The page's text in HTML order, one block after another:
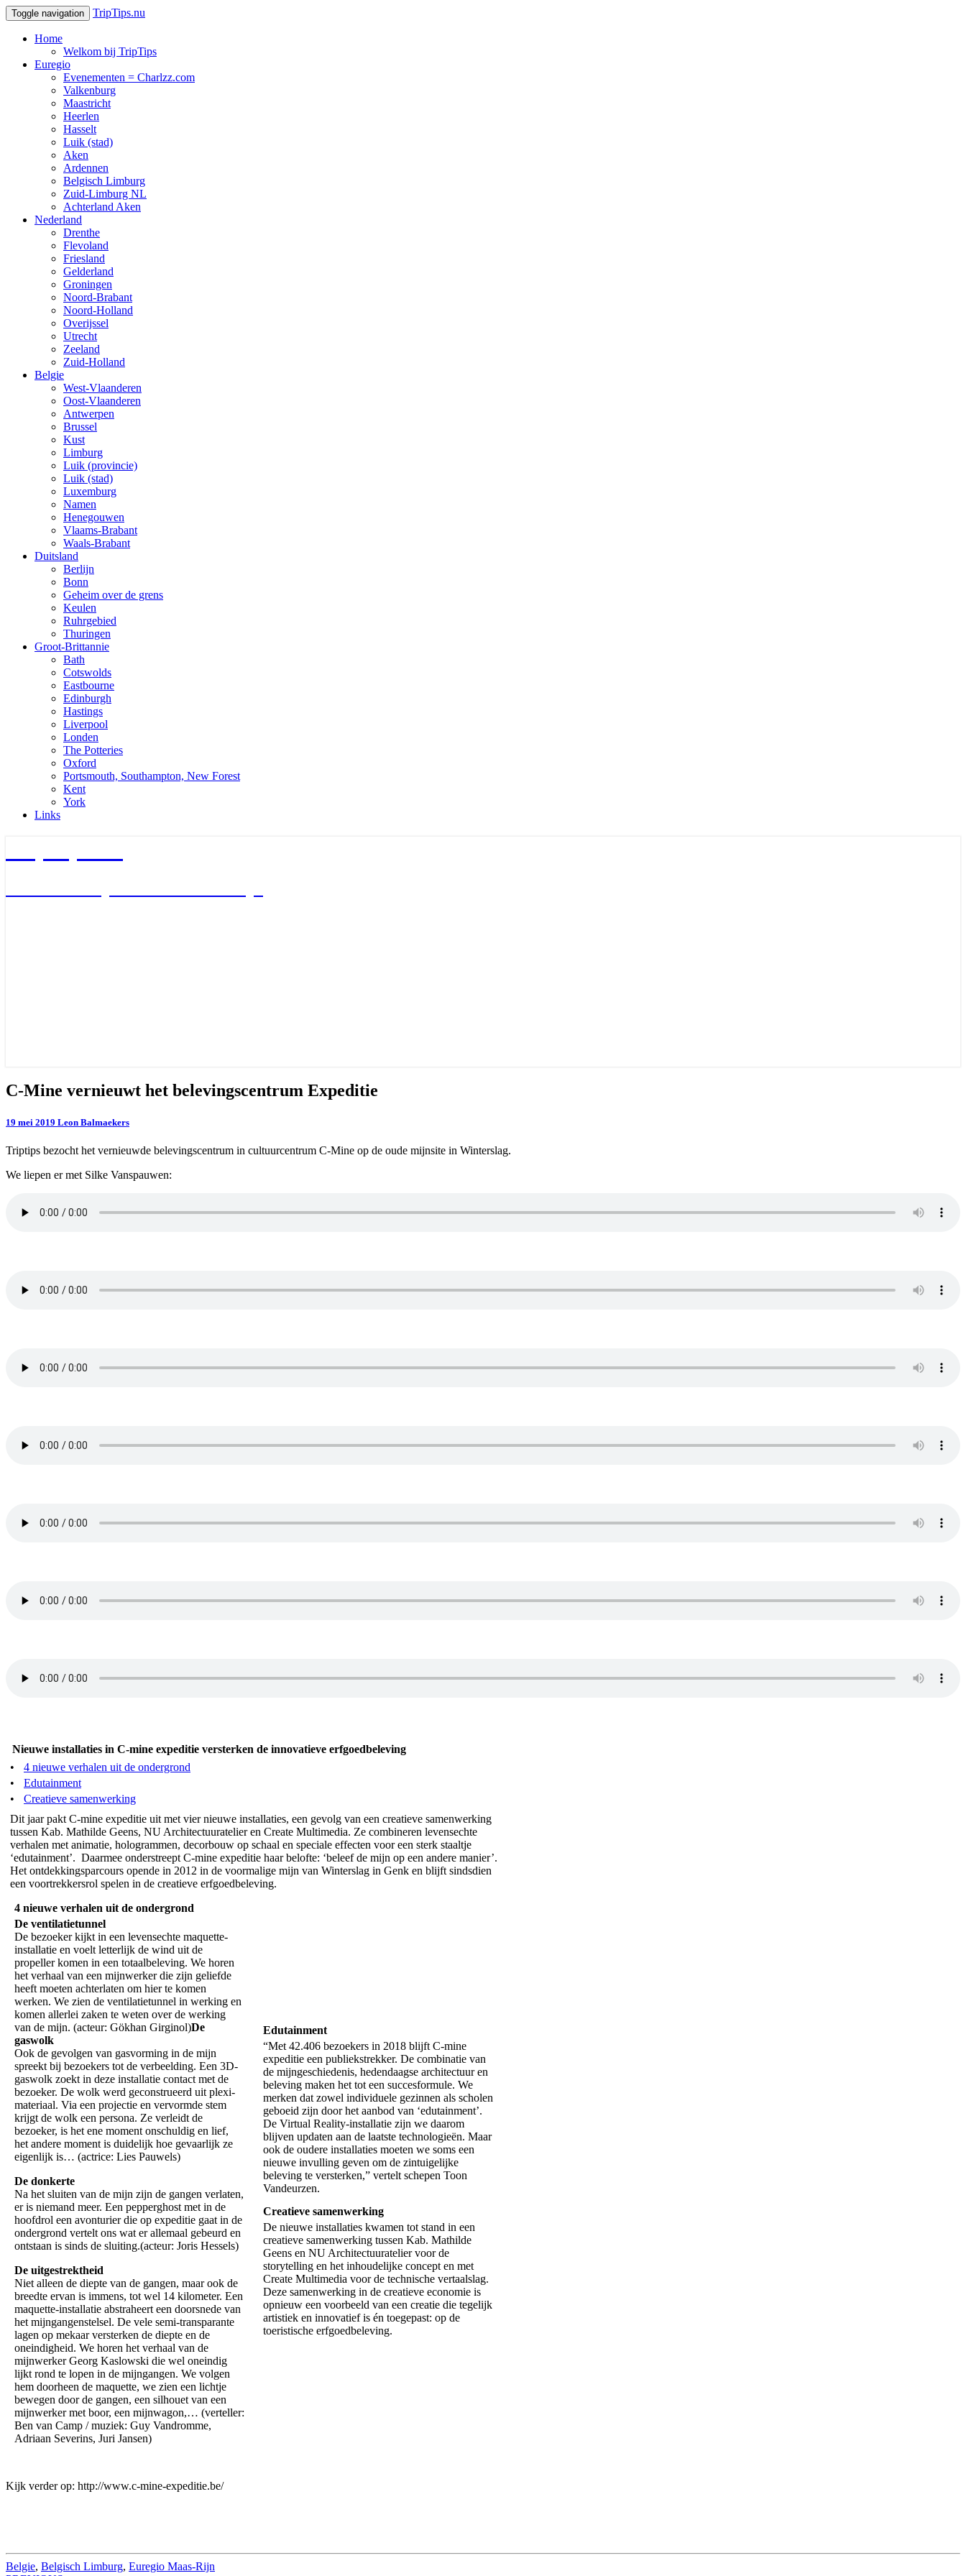
Toggle navigation TripTips.nu
Home
Welkom bij TripTips
Euregio
Evenementen = Charlzz.com
Valkenburg
Maastricht
Heerlen
Hasselt
Luik (stad)
Aken
Ardennen
Belgisch Limburg
Zuid-Limburg NL
Achterland Aken
Nederland
Drenthe
Flevoland
Friesland
Gelderland
Groningen
Noord-Brabant
Noord-Holland
Overijssel
Utrecht
Zeeland
Zuid-Holland
Belgie
West-Vlaanderen
Oost-Vlaanderen
Antwerpen
Brussel
Kust
Limburg
Luik (provincie)
Luik (stad)
Luxemburg
Namen
Henegouwen
Vlaams-Brabant
Waals-Brabant
Duitsland
Berlijn
Bonn
Geheim over de grens
Keulen
Ruhrgebied
Thuringen
Groot-Brittannie
Bath
Cotswolds
Eastbourne
Edinburgh
Hastings
Liverpool
Londen
The Potteries
Oxford
Portsmouth, Southampton, New Forest
Kent
York
Links
C-
Mine
het
Expeditie
C-Mine vernieuwt het belevingscentrum Expeditie
19 mei 2019 Leon Balmaekers
Triptips bezocht het vernieuwde belevingscentrum in cultuurcentrum C-Mine op de oude mijnsite in Winterslag.
We liepen er met Silke Vanspauwen:
Nieuwe installaties in C-mine expeditie versterken de innovatieve erfgoedbeleving
•
4 nieuwe verhalen uit de ondergrond
•
Edutainment
•
Creatieve samenwerking
Dit jaar pakt C-mine expeditie uit met vier nieuwe installaties, een gevolg van een creatieve samenwerking
tussen Kab. Mathilde Geens, NU Architectuuratelier en Create Multimedia. Ze combineren levensechte
verhalen met animatie, hologrammen, decorbouw op schaal en speciale effecten voor een sterk staaltje
‘edutainment’. Daarmee onderstreept C-mine expeditie haar belofte: ‘beleef de mijn op een andere manier’.
Het ontdekkingsparcours opende in 2012 in de voormalige mijn van Winterslag in Genk en blijft sindsdien
een voortrekkersrol spelen in de creatieve erfgoedbeleving.
4 nieuwe verhalen uit de ondergrond
De ventilatietunnel
De bezoeker kijkt in een levensechte maquette-
installatie en voelt letterlijk de wind uit de
propeller komen in een totaalbeleving. We horen
het verhaal van een mijnwerker die zijn geliefde
heeft moeten achterlaten om hier te komen
werken. We zien de ventilatietunnel in werking en
komen allerlei zaken te weten over de werking
van de mijn. (acteur: Gökhan Girginol)De
gaswolk
Ook de gevolgen van gasvorming in de mijn
spreekt bij bezoekers tot de verbeelding. Een 3D-
gaswolk zoekt in deze installatie contact met de
bezoeker. De wolk werd geconstrueerd uit plexi-
materiaal. Via een projectie en vervormde stem
krijgt de wolk een persona. Ze verleidt de
bezoeker, is het ene moment onschuldig en lief,
het andere moment is duidelijk hoe gevaarlijk ze
eigenlijk is… (actrice: Lies Pauwels)
De donkerte
Na het sluiten van de mijn zijn de gangen verlaten,
er is niemand meer. Een pepperghost met in de
hoofdrol een avonturier die op expeditie gaat in de
ondergrond vertelt ons wat er allemaal gebeurd en
ontstaan is sinds de sluiting.(acteur: Joris Hessels)
De uitgestrektheid
Niet alleen de diepte van de gangen, maar ook de
breedte ervan is immens, tot wel 14 kilometer. Een
maquette-installatie abstraheert een doorsnede van
het mijngangenstelsel. De vele semi-transparante
lagen op mekaar versterken de diepte en de
oneindigheid. We horen het verhaal van de
mijnwerker Georg Kaslowski die wel oneindig
lijkt rond te lopen in de mijngangen. We volgen
hem doorheen de maquette, we zien een lichtje
bewegen door de gangen, een silhouet van een
mijnwerker met boor, een mijnwagon,… (verteller:
Ben van Camp / muziek: Guy Vandromme,
Adriaan Severins, Juri Jansen)
Edutainment
“Met 42.406 bezoekers in 2018 blijft C-mine
expeditie een publiekstrekker. De combinatie van
de mijngeschiedenis, hedendaagse architectuur en
beleving maken het tot een succesformule. We
merken dat zowel individuele gezinnen als scholen
geboeid zijn door het aanbod van ‘edutainment’.
De Virtual Reality-installatie zijn we daarom
blijven updaten aan de laatste technologieën. Maar
ook de oudere installaties moeten we soms een
nieuwe invulling geven om de zintuigelijke
beleving te versterken,” vertelt schepen Toon
Vandeurzen.
Creatieve samenwerking
De nieuwe installaties kwamen tot stand in een
creatieve samenwerking tussen Kab. Mathilde
Geens en NU Architectuuratelier voor de
storytelling en het inhoudelijke concept en met
Create Multimedia voor de technische vertaalslag.
Deze samenwerking in de creatieve economie is
opnieuw een voorbeeld van een creatie die tegelijk
artistiek en innovatief is én toegepast: op de
toeristische erfgoedbeleving.
Kijk verder op: http://www.c-mine-expeditie.be/
Belgie, Belgisch Limburg, Euregio Maas-Rijn